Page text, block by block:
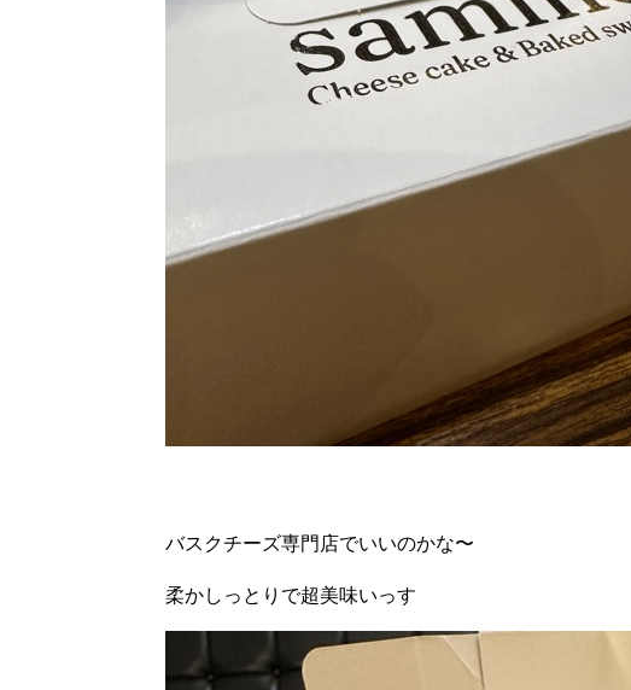
バスクチーズ専門店でいいのかな〜
柔かしっとりで超美味いっす